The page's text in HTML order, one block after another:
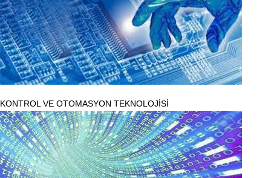
KONTROL VE OTOMASYON TEKNOLOJİSİ